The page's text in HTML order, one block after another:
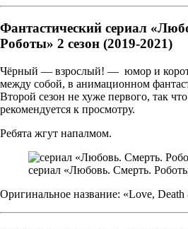
Фантастический сериал
Роботы» 2 сезон (2019-2021)
Чёрный — взрослый! — юмор и
между собой, в анимационном
Второй сезон не хуже первого, так
рекомендуется к просмотру.
Ребята жгут напалмом.
сериал «Любовь. Смерть.
Оригинальное название: «Love, Death